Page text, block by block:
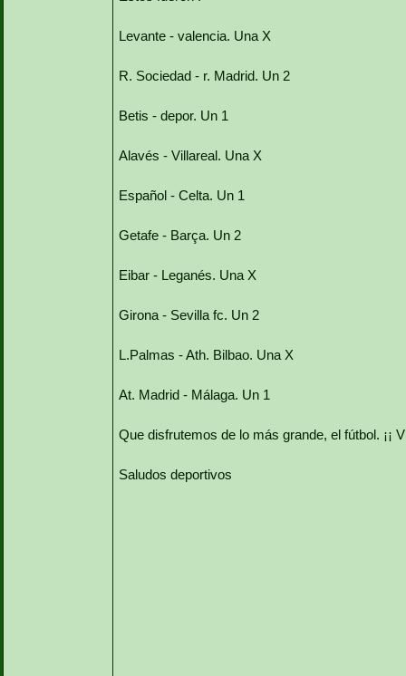
Levante - valencia. Una X
R. Sociedad - r. Madrid. Un 2
Betis - depor. Un 1
Alavés - Villareal. Una X
Español - Celta. Un 1
Getafe - Barça. Un 2
Eibar - Leganés. Una X
Girona - Sevilla fc. Un 2
L.Palmas - Ath. Bilbao. Una X
At. Madrid - Málaga. Un 1
Que disfrutemos de lo más grande, el fútbol. ¡¡
Saludos deportivos